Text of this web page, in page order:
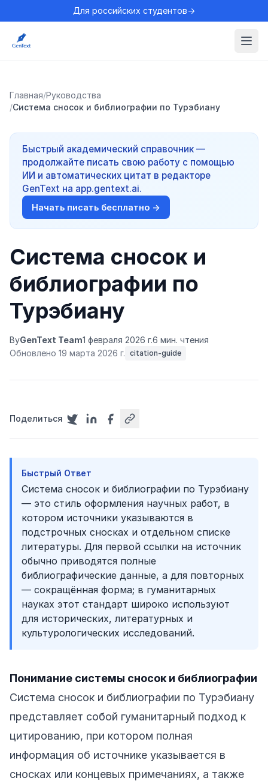
Для российских студентов→
Главная/Руководства
/Система сносок и библиографии по Турэбиану
Быстрый академический справочник —
продолжайте писать свою работу с помощью
ИИ и автоматических цитат в редакторе
GenText на app.gentext.ai.
Начать писать бесплатно →
Система сносок и
библиографии по
Турэбиану
ByGenText Team1 февраля 2026 г.6 мин. чтения
Обновлено 19 марта 2026 г. citation-guide
Поделиться
Быстрый Ответ
Система сносок и библиографии по Турэбиану
— это стиль оформления научных работ, в
котором источники указываются в
подстрочных сносках и отдельном списке
литературы. Для первой ссылки на источник
обычно приводятся полные
библиографические данные, а для повторных
— сокращённая форма; в гуманитарных
науках этот стандарт широко используют
для исторических, литературных и
культурологических исследований.
Понимание системы сносок и библиографии
Система сносок и библиографии по Турэбиану
представляет собой гуманитарный подход к
цитированию, при котором полная
информация об источнике указывается в
сносках или концевых примечаниях, а также